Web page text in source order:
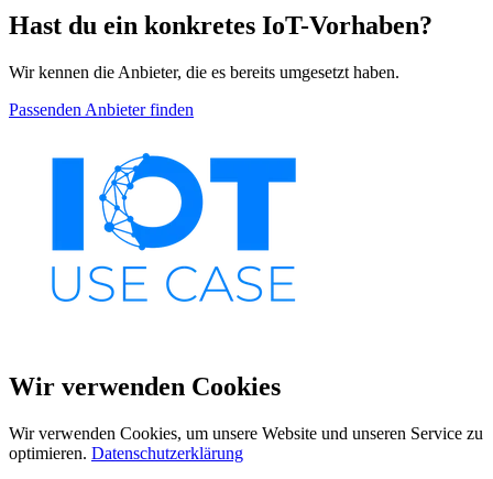
Hast du ein konkretes IoT-Vorhaben?
Wir kennen die Anbieter, die es bereits umgesetzt haben.
Passenden Anbieter finden
Wir verwenden Cookies
Wir verwenden Cookies, um unsere Website und unseren Service zu
optimieren. Datenschutzerklärung